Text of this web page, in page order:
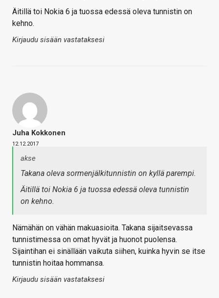
Äitillä toi Nokia 6 ja tuossa edessä oleva tunnistin on
kehno.
Kirjaudu sisään vastataksesi
Juha Kokkonen
12.12.2017
akse
Takana oleva sormenjälkitunnistin on kyllä parempi.
Äitillä toi Nokia 6 ja tuossa edessä oleva tunnistin
on kehno.
Nämähän on vähän makuasioita. Takana sijaitsevassa
tunnistimessa on omat hyvät ja huonot puolensa.
Sijaintihan ei sinällään vaikuta siihen, kuinka hyvin se itse
tunnistin hoitaa hommansa.
Kirjaudu sisään vastataksesi